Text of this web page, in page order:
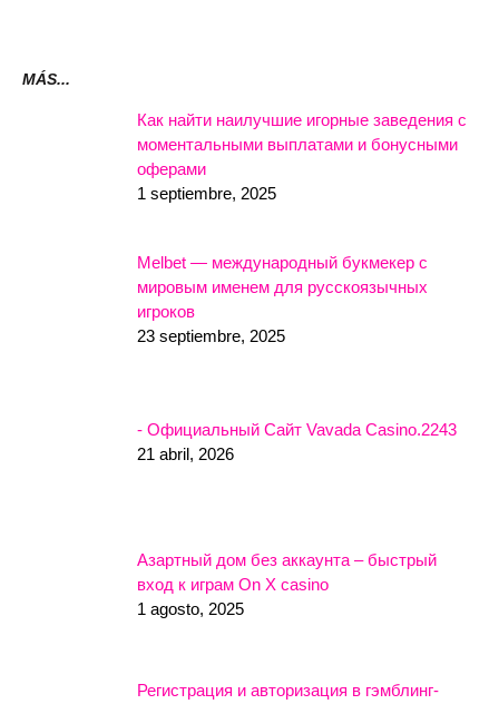
MÁS...
Как найти наилучшие игорные заведения с
моментальными выплатами и бонусными
оферами
1 septiembre, 2025
Melbet — международный букмекер с
мировым именем для русскоязычных
игроков
23 septiembre, 2025
- Официальный Сайт Vavada Casino.2243
21 abril, 2026
Азартный дом без аккаунта – быстрый
вход к играм On X casino
1 agosto, 2025
Регистрация и авторизация в гэмблинг-